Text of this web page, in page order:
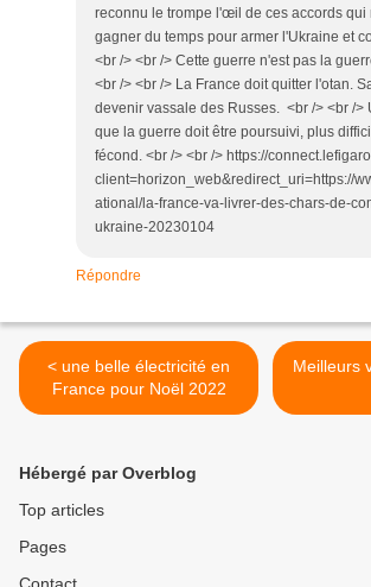
reconnu le trompe l'œil de ces accords qui
gagner du temps pour armer l'Ukraine et
<br /> <br /> Cette guerre n'est pas la
<br /> <br /> La France doit quitter l'otan.
devenir vassale des Russes. <br /> <br />
que la guerre doit être poursuivi, plus
fécond. <br /> <br /> https://
client=horizon_web&redirect_uri=https://
ational/la-france-va-livrer-des-chars-de-
ukraine-20230104
Répondre
< une belle électricité en
France pour Noël 2022
Meilleurs
Hébergé par Overblog
Top articles
Pages